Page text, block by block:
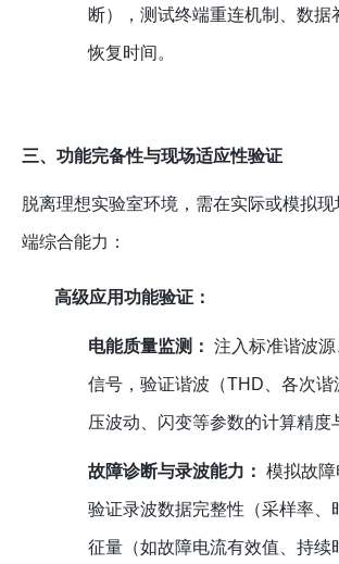
断），测试终端重连机制、数据
恢复时间。
三、功能完备性与现场适应性验证
脱离理想实验室环境，需在实际或模拟
端综合能力：
高级应用功能验证：
电能质量监测： 注入标准谐波
信号，验证谐波（THD、各次谐
压波动、闪变等参数的计算精度
故障诊断与录波能力： 模拟故障
验证录波数据完整性（采样率、
征量（如故障电流有效值、持续